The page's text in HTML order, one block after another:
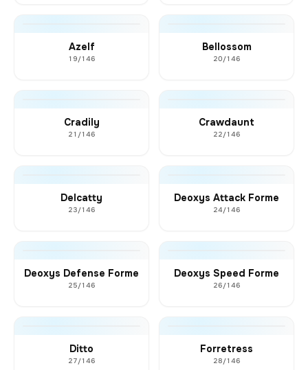
Azelf
19/146
Bellossom
20/146
Cradily
21/146
Crawdaunt
22/146
Delcatty
23/146
Deoxys Attack Forme
24/146
Deoxys Defense Forme
25/146
Deoxys Speed Forme
26/146
Ditto
27/146
Forretress
28/146